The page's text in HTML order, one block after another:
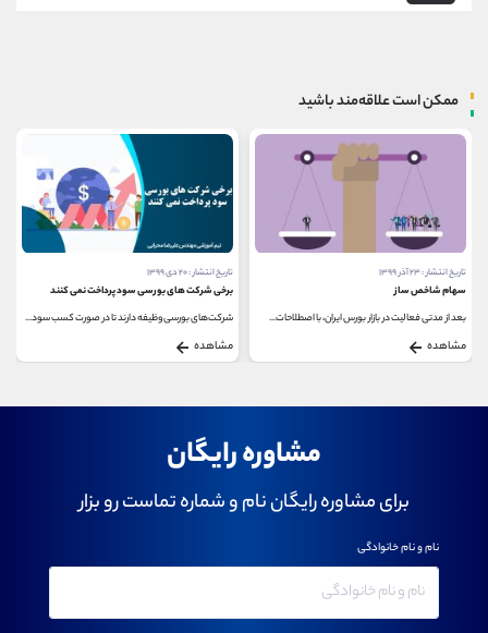
ممکن است علاقه‌مند باشید
تاریخ انتشار : ۲۳ آذر ۱۳۹۹
سهام شاخص ساز
بعد از مدتی فعالیت در بازار بورس ایران، با اصطلاحات...
مشاهده
تاریخ انتشار : ۲۰ دی ۱۳۹۹
برخی شرکت های بورسی سود پرداخت نمی کنند
شرکت‌های بورسی وظیفه دارند تا در صورت کسب سود...
مشاهده
مشاوره رایگان
برای مشاوره رایگان نام و شماره تماست رو بزار
نام و نام خانوادگی